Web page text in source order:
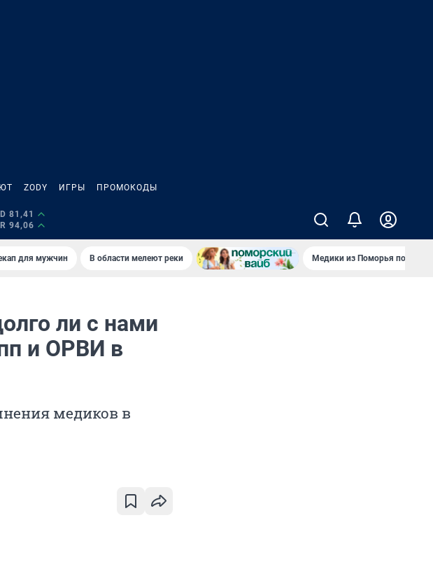
ZODY ИГРЫ ПРОМОКОДЫ
81,41
94,06
для мужчин В области мелеют реки Медики из Поморья поехали
ли с нами
и ОРВИ в
медиков в